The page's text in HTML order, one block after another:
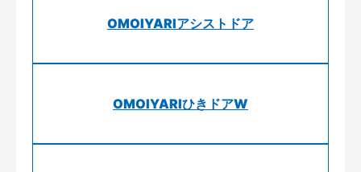
OMOIYARIアシストドア
OMOIYARIひきドアW